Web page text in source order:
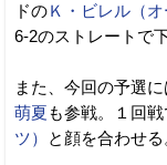
ドのＫ・ビレル（オ
6-2のストレートで
また、今回の予選
萌夏 も参戦。１回
ツ）
と顔を合わせる